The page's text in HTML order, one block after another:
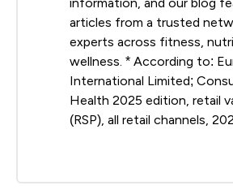
articles from a trusted
experts across fitness,
wellness. * According to:
International Limited;
Health 2025 edition, retail
(RSP), all retail channels,